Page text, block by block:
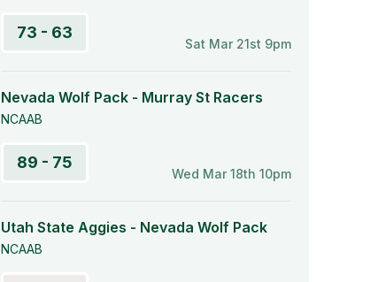
73 - 63
Sat Mar 21st 9pm
Nevada Wolf Pack - Murray St Racers
NCAAB
89 - 75
Wed Mar 18th 10pm
Utah State Aggies - Nevada Wolf Pack
NCAAB